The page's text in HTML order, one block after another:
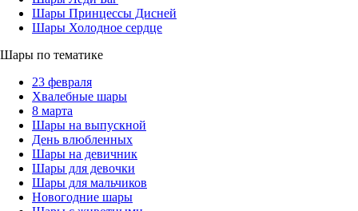
Шары Принцессы Дисней
Шары Холодное сердце
Шары по тематике
23 февраля
Хвалебные шары
8 марта
Шары на выпускной
День влюбленных
Шары на девичник
Шары для девочки
Шары для мальчиков
Новогодние шары